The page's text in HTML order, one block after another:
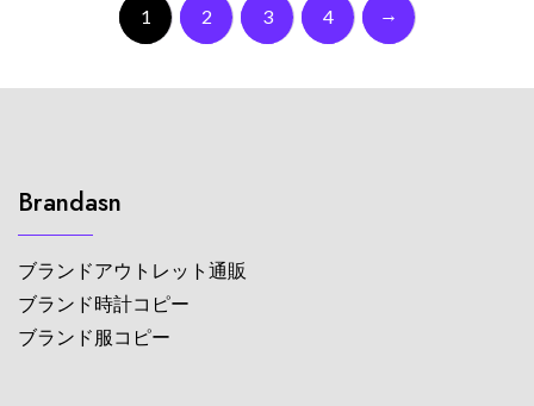
1 2 3 4 →
Brandasn
ブランドアウトレット通販
ブランド時計コピー
ブランド服コピー